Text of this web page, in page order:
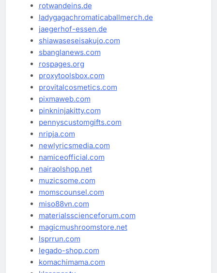
rotwandeins.de
ladygagachromaticaballmerch.de
jaegerhof-essen.de
shiawaseseisakujo.com
sbanglanews.com
rospages.org
proxytoolsbox.com
provitalcosmetics.com
pixmaweb.com
pinkninjakitty.com
pennyscustomgifts.com
nripja.com
newlyricsmedia.com
namiceofficial.com
nairaolshop.net
muzicsome.com
momscounsel.com
miso88vn.com
materialsscienceforum.com
magicmushroomstore.net
lsprrun.com
legado-shop.com
komachimama.com